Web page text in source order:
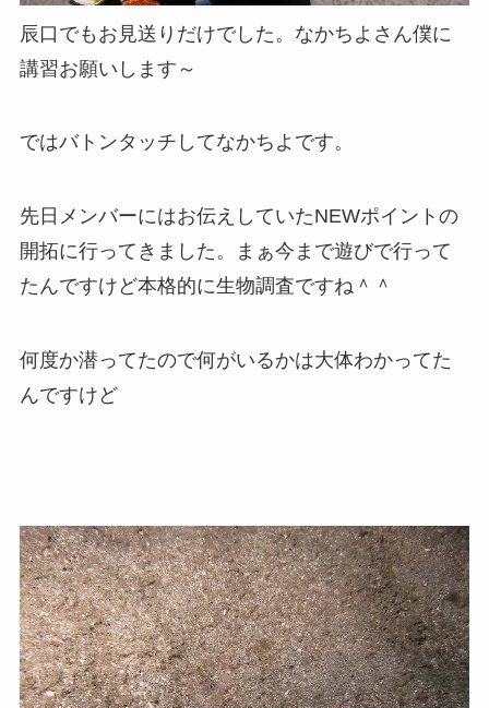
辰口でもお見送りだけでした。なかちよさん僕に
講習お願いします～
ではバトンタッチしてなかちよです。
先日メンバーにはお伝えしていたNEWポイントの
開拓に行ってきました。まぁ今まで遊びで行って
たんですけど本格的に生物調査ですね＾＾
何度か潜ってたので何がいるかは大体わかってた
んですけど